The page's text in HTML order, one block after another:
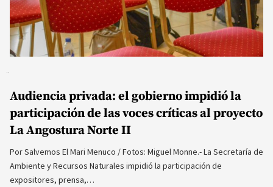
Audiencia privada: el gobierno impidió la
participación de las voces críticas al proyecto
La Angostura Norte II
Por Salvemos El Mari Menuco / Fotos: Miguel Monne.- La Secretaría de
Ambiente y Recursos Naturales impidió la participación de
expositores, prensa,…